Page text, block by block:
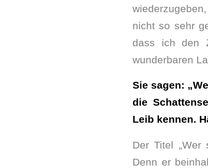
nicht so sehr
dass ich den
wunderbaren
Sie sagen:
die
Leib kennen.
Der Titel „Wer
Denn er